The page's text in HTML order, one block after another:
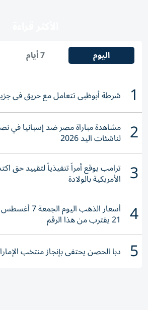
اليوم 7 أيام
1 شرطة أبوظبي تتعامل مع حريق في
2 مشاهدة مباراة مصر ضد إسبانيا في
لناشئات اليد 2026
3 ترامب يوقع أمراً تنفيذياً لتقييد حق
الأمريكية بالولادة
4 21 يقترب من هذا الرقم
5 دبا الحصن يحتفي بإنجاز منتخب